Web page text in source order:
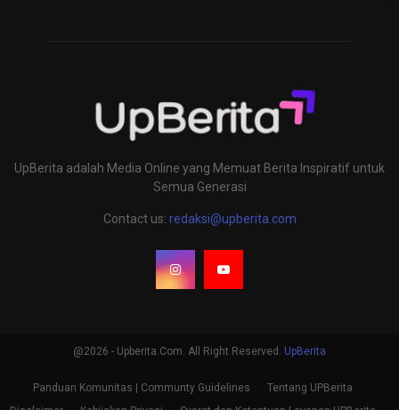
UpBerita adalah Media Online yang Memuat Berita Inspiratif untuk
Semua Generasi
Contact us: redaksi@upberita.com
@2026 - Upberita.Com. All Right Reserved. UpBerita
Panduan Komunitas | Communty Guidelines
Tentang UPBerita